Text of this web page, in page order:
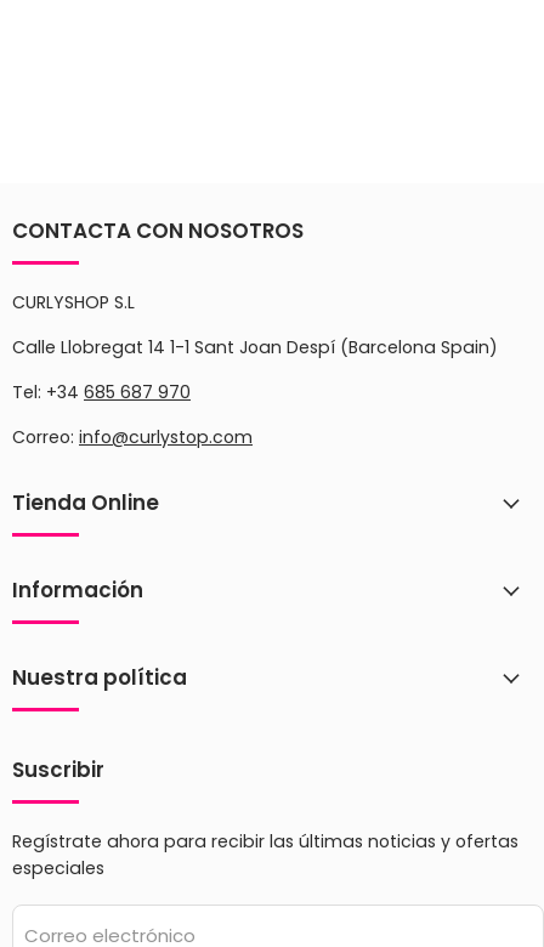
CONTACTA CON NOSOTROS
CURLYSHOP S.L
Calle Llobregat 14 1-1 Sant Joan Despí (Barcelona Spain)
Tel: +34 685 687 970
Correo: info@curlystop.com
Tienda Online
Información
Nuestra política
Suscribir
Regístrate ahora para recibir las últimas noticias y ofertas
especiales
Correo electrónico